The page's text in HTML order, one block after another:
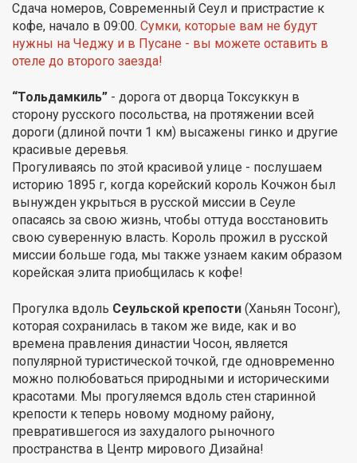
Сдача номеров, Современный Сеул и пристрастие к
кофе, начало в 09:00. Сумки, которые вам не будут
нужны на Чеджу и в Пусане - вы можете оставить в
отеле до второго заезда!
“Тольдамкиль” - дорога от дворца Токсуккун в
сторону русского посольства, на протяжении всей
дороги (длиной почти 1 км) высажены гинко и другие
красивые деревья.
Прогуливаясь по этой красивой улице - послушаем
историю 1895 г, когда корейский король Кочжон был
вынужден укрыться в русской миссии в Сеуле
опасаясь за свою жизнь, чтобы оттуда восстановить
свою суверенную власть. Король прожил в русской
миссии больше года, мы также узнаем каким образом
корейская элита приобщилась к кофе!
Прогулка вдоль Сеульской крепости (Ханьян Тосонг),
которая сохранилась в таком же виде, как и во
времена правления династии Чосон, является
популярной туристической точкой, где одновременно
можно полюбоваться природными и историческими
красотами. Мы прогуляемся вдоль стен старинной
крепости к теперь новому модному району,
превратившегося из захудалого рыночного
пространства в Центр мирового Дизайна!